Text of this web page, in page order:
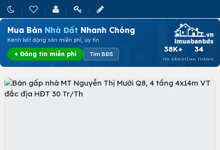
Mua Bán Nhà Đất Nhanh Chóng
Kênh bất động sản miễn phí, uy tín
+ Đăng tin miễn phí Tìm BĐS
38K+
TIN ĐĂNG
34
TỈNH THÀNH